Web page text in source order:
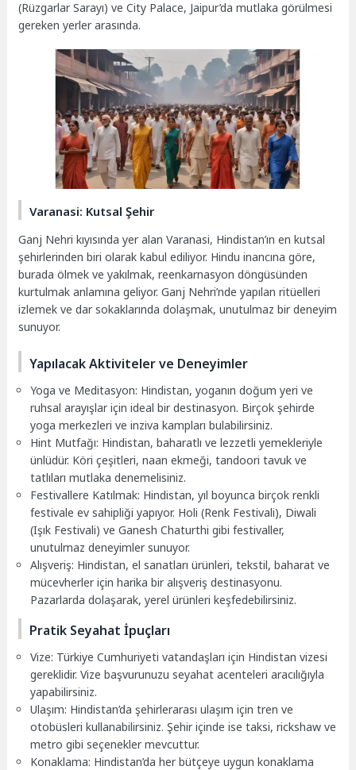
(Rüzgarlar Sarayı) ve City Palace, Jaipur’da mutlaka görülmesi
gereken yerler arasında.
Varanasi: Kutsal Şehir
Ganj Nehri kıyısında yer alan Varanasi, Hindistan’ın en kutsal
şehirlerinden biri olarak kabul ediliyor. Hindu inancına göre,
burada ölmek ve yakılmak, reenkarnasyon döngüsünden
kurtulmak anlamına geliyor. Ganj Nehri’nde yapılan ritüelleri
izlemek ve dar sokaklarında dolaşmak, unutulmaz bir deneyim
sunuyor.
Yapılacak Aktiviteler ve Deneyimler
Yoga ve Meditasyon: Hindistan, yoganın doğum yeri ve
ruhsal arayışlar için ideal bir destinasyon. Birçok şehirde
yoga merkezleri ve inziva kampları bulabilirsiniz.
Hint Mutfağı: Hindistan, baharatlı ve lezzetli yemekleriyle
ünlüdür. Köri çeşitleri, naan ekmeği, tandoori tavuk ve
tatlıları mutlaka denemelisiniz.
Festivallere Katılmak: Hindistan, yıl boyunca birçok renkli
festivale ev sahipliği yapıyor. Holi (Renk Festivali), Diwali
(Işık Festivali) ve Ganesh Chaturthi gibi festivaller,
unutulmaz deneyimler sunuyor.
Alışveriş: Hindistan, el sanatları ürünleri, tekstil, baharat ve
mücevherler için harika bir alışveriş destinasyonu.
Pazarlarda dolaşarak, yerel ürünleri keşfedebilirsiniz.
Pratik Seyahat İpuçları
Vize: Türkiye Cumhuriyeti vatandaşları için Hindistan vizesi
gereklidir. Vize başvurunuzu seyahat acenteleri aracılığıyla
yapabilirsiniz.
Ulaşım: Hindistan’da şehirlerarası ulaşım için tren ve
otobüsleri kullanabilirsiniz. Şehir içinde ise taksi, rickshaw ve
metro gibi seçenekler mevcuttur.
Konaklama: Hindistan’da her bütçeye uygun konaklama